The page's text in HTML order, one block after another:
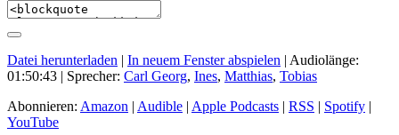
Datei herunterladen | In neuem Fenster abspielen | Audiolänge:
01:50:43 | Sprecher: Carl Georg, Ines, Matthias, Tobias
Abonnieren: Amazon | Audible | Apple Podcasts | RSS | Spotify |
YouTube